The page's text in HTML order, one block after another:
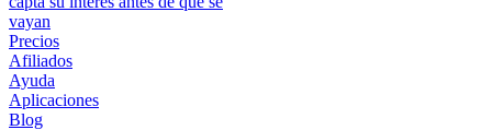
vayan
Precios
Afiliados
Ayuda
Aplicaciones
Blog